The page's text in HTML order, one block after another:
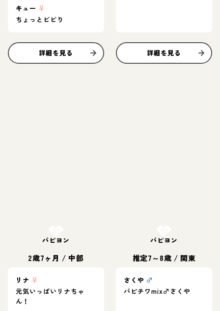
キュー ♀
ちょっとビビり
詳細を見る 詳細を見る
パピヨン
2歳7ヶ月 / 中部
リナ ♀
元気いっぱいリナちゃ
ん！
パピヨン
推定7～8歳 / 関東
さくや ♂
パピチワmix♂さくや